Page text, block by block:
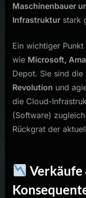
Maschinenbauer
Infrastruktur stark
Ein wichtiger
wie Microsoft,
Depot. Sie sind die
Revolution und
die Cloud-
(Software)
Rückgrat der
Verkäufe